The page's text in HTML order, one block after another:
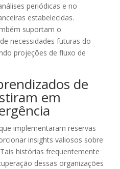
periódicas e no
estabelecidas.
suportam o
necessidades futuras do
projeções de fluxo de
de
em
implementaram reservas
insights valiosos sobre
histórias frequentemente
dessas organizações